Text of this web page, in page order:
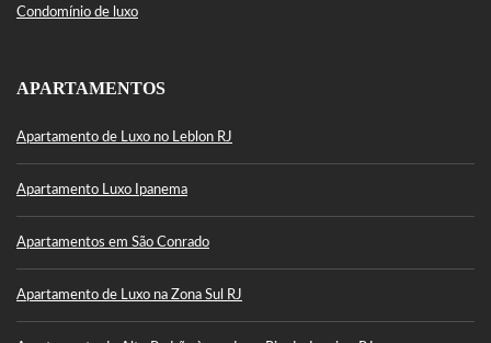
Condomínio de luxo
APARTAMENTOS
Apartamento de Luxo no Leblon RJ
Apartamento Luxo Ipanema
Apartamentos em São Conrado
Apartamento de Luxo na Zona Sul RJ